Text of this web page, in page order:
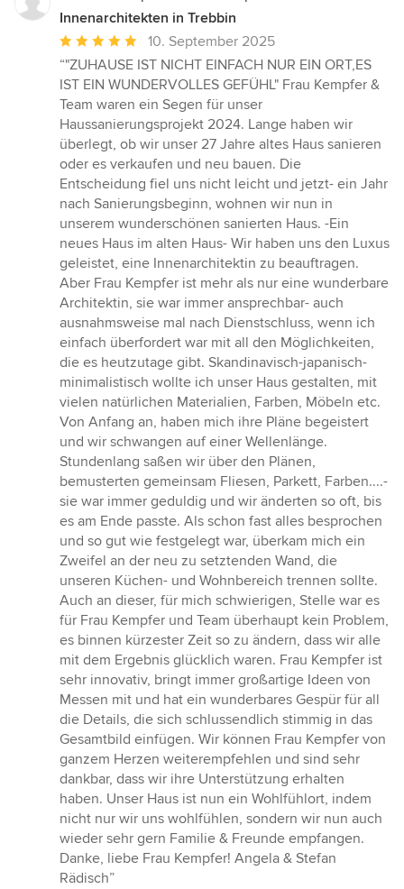
Innenarchitekten in Trebbin
Durchschnittliche
Bewertung:
5
von
5
Sternen
10. September 2025
“"ZUHAUSE IST NICHT EINFACH NUR EIN ORT,ES
IST EIN WUNDERVOLLES GEFÜHL" Frau Kempfer &
Team waren ein Segen für unser
Haussanierungsprojekt 2024. Lange haben wir
überlegt, ob wir unser 27 Jahre altes Haus sanieren
oder es verkaufen und neu bauen. Die
Entscheidung fiel uns nicht leicht und jetzt- ein Jahr
nach Sanierungsbeginn, wohnen wir nun in
unserem wunderschönen sanierten Haus. -Ein
neues Haus im alten Haus- Wir haben uns den Luxus
geleistet, eine Innenarchitektin zu beauftragen.
Aber Frau Kempfer ist mehr als nur eine wunderbare
Architektin, sie war immer ansprechbar- auch
ausnahmsweise mal nach Dienstschluss, wenn ich
einfach überfordert war mit all den Möglichkeiten,
die es heutzutage gibt. Skandinavisch-japanisch-
minimalistisch wollte ich unser Haus gestalten, mit
vielen natürlichen Materialien, Farben, Möbeln etc.
Von Anfang an, haben mich ihre Pläne begeistert
und wir schwangen auf einer Wellenlänge.
Stundenlang saßen wir über den Plänen,
bemusterten gemeinsam Fliesen, Parkett, Farben....-
sie war immer geduldig und wir änderten so oft, bis
es am Ende passte. Als schon fast alles besprochen
und so gut wie festgelegt war, überkam mich ein
Zweifel an der neu zu setztenden Wand, die
unseren Küchen- und Wohnbereich trennen sollte.
Auch an dieser, für mich schwierigen, Stelle war es
für Frau Kempfer und Team überhaupt kein Problem,
es binnen kürzester Zeit so zu ändern, dass wir alle
mit dem Ergebnis glücklich waren. Frau Kempfer ist
sehr innovativ, bringt immer großartige Ideen von
Messen mit und hat ein wunderbares Gespür für all
die Details, die sich schlussendlich stimmig in das
Gesamtbild einfügen. Wir können Frau Kempfer von
ganzem Herzen weiterempfehlen und sind sehr
dankbar, dass wir ihre Unterstützung erhalten
haben. Unser Haus ist nun ein Wohlfühlort, indem
nicht nur wir uns wohlfühlen, sondern wir nun auch
wieder sehr gern Familie & Freunde empfangen.
Danke, liebe Frau Kempfer! Angela & Stefan
Rädisch”